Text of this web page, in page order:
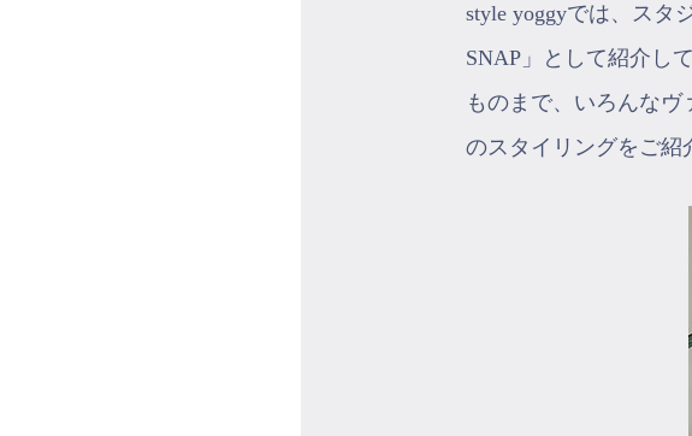
style yoggyでは、スタ
SNAP」として紹介し
ものまで、いろんな
のスタイリングをご紹